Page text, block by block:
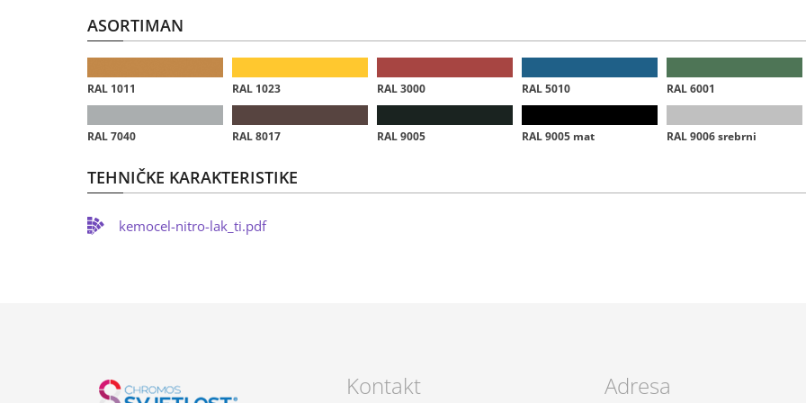
ASORTIMAN
RAL 1011 RAL 1023 RAL 3000 RAL 5010 RAL 6001
RAL 7040 RAL 8017 RAL 9005 RAL 9005 mat RAL 9006 srebrni
TEHNIČKE KARAKTERISTIKE
kemocel-nitro-lak_ti.pdf
Kontakt Adresa